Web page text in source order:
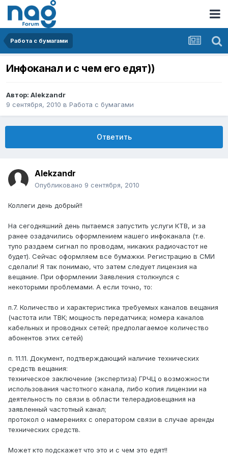
Работа с бумагами
Инфоканал и с чем его едят))
Автор: Alekzandr
9 сентября, 2010 в Работа с бумагами
Ответить
Alekzandr
Опубликовано 9 сентября, 2010
Коллеги день добрый!!
На сегодняшний день пытаемся запустить услуги КТВ, и за
ранее озадачились оформлением нашего инфоканала (т.е.
тупо раздаем сигнал по проводам, никаких радиочастот не
будет). Сейчас оформляем все бумажки. Регистрацию в СМИ
сделали! Я так понимаю, что затем следует лицензия на
вещание. При оформлении Заявления столкнулся с
некоторыми проблемами. А если точно, то:
п.7. Количество и характеристика требуемых каналов вещания
(частота или ТВК; мощность передатчика; номера каналов
кабельных и проводных сетей; предполагаемое количество
абонентов этих сетей)
п. 11.11. Документ, подтверждающий наличие технических
средств вещания:
техническое заключение (экспертиза) ГРЧЦ о возможности
использования частотного канала, либо копия лицензии на
деятельность по связи в области телерадиовещания на
заявленный частотный канал;
протокол о намерениях с оператором связи в случае аренды
технических средств.
Может кто подскажет что это и с чем это едят!!